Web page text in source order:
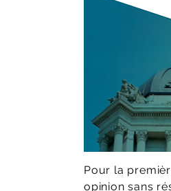
Pour la
opinion sans